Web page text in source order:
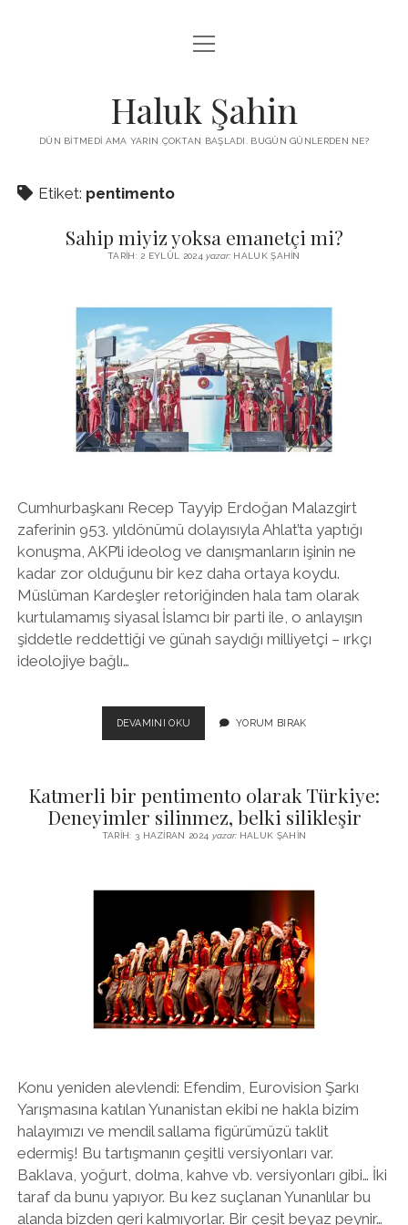
KUTUP YILDIZI
MENDIREK YAZILARI
İYI YAŞAM VE MUTLULUK ÜZERINE
BIZ KIMIZ?
MED 532 SPRING ‘25
YAZMADAN EDEMEDIM
HABERLER / NEWS
twitterfacebook
instagram
menüyü
aç
Haluk Şahin
DÜN BITMEDI AMA YARIN ÇOKTAN BAŞLADI. BUGÜN GÜNLERDEN NE?
Etiket: pentimento
Sahip miyiz yoksa emanetçi mi?
TARIH: 2 EYLÜL 2024yazar: HALUK ŞAHIN
Cumhurbaşkanı Recep Tayyip Erdoğan Malazgirt
zaferinin 953. yıldönümü dolayısıyla Ahlat’ta yaptığı
konuşma, AKP’li ideolog ve danışmanların işinin ne
kadar zor olduğunu bir kez daha ortaya koydu.
Müslüman Kardeşler retoriğinden hala tam olarak
kurtulamamış siyasal İslamcı bir parti ile, o anlayışın
şiddetle reddettiği ve günah saydığı milliyetçi – ırkçı
ideolojiye bağlı…
DEVAMINI OKU
MIYIZ
MI?
YORUM BIRAK
Katmerli bir pentimento olarak Türkiye:
Deneyimler silinmez, belki silikleşir
TARIH: 3 HAZIRAN 2024 yazar:HALUK ŞAHIN
Konu yeniden alevlendi: Efendim, Eurovision Şarkı
Yarışmasına katılan Yunanistan ekibi ne hakla bizim
halayımızı ve mendil sallama figürümüzü taklit
edermiş! Bu tartışmanın çeşitli versiyonları var.
Baklava, yoğurt, dolma, kahve vb. versiyonları gibi… İki
taraf da bunu yapıyor. Bu kez suçlanan Yunanlılar bu
alanda bizden geri kalmıyorlar. Bir çeşit beyaz peynir…